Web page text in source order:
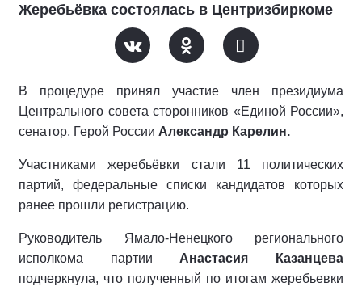
Жеребьёвка состоялась в Центризбиркоме
В процедуре принял участие член президиума
Центрального совета сторонников «Единой России»,
сенатор, Герой России Александр Карелин.
Участниками жеребьёвки стали 11 политических
партий, федеральные списки кандидатов которых
ранее прошли регистрацию.
Руководитель Ямало-Ненецкого регионального
исполкома партии Анастасия Казанцева
подчеркнула, что полученный по итогам жеребьевки